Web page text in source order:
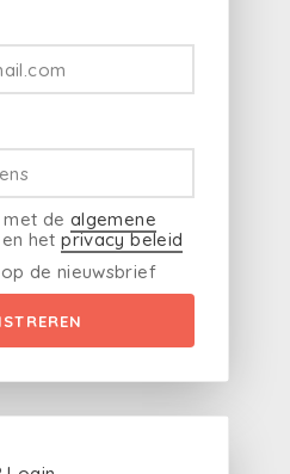
de algemene
en hetprivacy beleid
de nieuwsbrief